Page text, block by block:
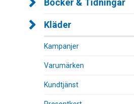
Böcker & Tidningar
Kläder
Kampanjer
Varumärken
Kundtjänst